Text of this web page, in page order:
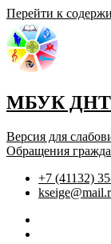
Перейти к
МБУК ДНТ
Версия для
Обращения
+7 (41132)